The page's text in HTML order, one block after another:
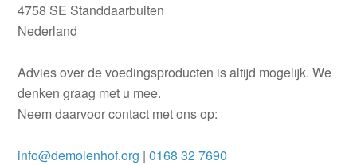
4758 SE Standdaarbuiten
Nederland
Advies over de voedingsproducten is altijd mogelijk. We
denken graag met u mee.
Neem daarvoor contact met ons op:
info@demolenhof.org |0168 32 7690